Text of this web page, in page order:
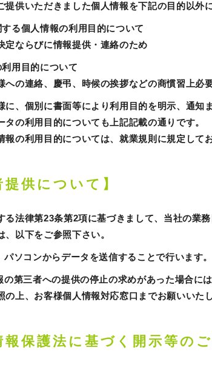
提供いただきました個人情報を下記の目的以外
る個人情報の利用目的について
定ならびに情報提供・連絡のため
用目的について
への連絡、慶弔、時候の挨拶などの商慣習上必
に、個別に書面等により利用目的を明示、通知
の利用目的についても上記記載の通りです。
の利用目的については、就業規則に規定してお
供について】
る法律第23条第2項に基づきまして、当社の業
以下をご参照下さい。
ソコンからデータを送信することで行います。
の第三者への提供の停止の求めがあった場合
の上、お客様個人情報対応窓口までお願いいたし
報保護法に基づく開示等のご